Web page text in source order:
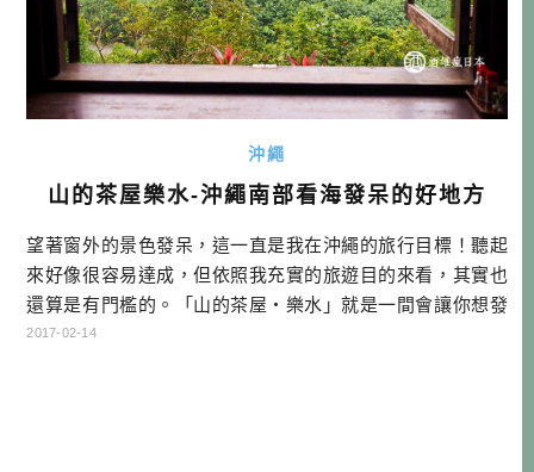
沖繩
山的茶屋樂水-沖繩南部看海發呆的好地方
望著窗外的景色發呆，這一直是我在沖繩的旅行目標！聽起
來好像很容易達成，但依照我充實的旅遊目的來看，其實也
還算是有門檻的。「山的茶屋・樂水」就是一間會讓你想發
呆的地方，他可以吃窯烤披薩正餐的餐廳，也可以是下午偷
2017-02-14